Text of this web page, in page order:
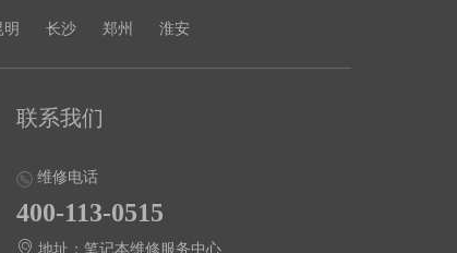
明 长沙 郑州 淮安
联系我们
维修电话
400-113-0515
地址：笔记本维修服务中心